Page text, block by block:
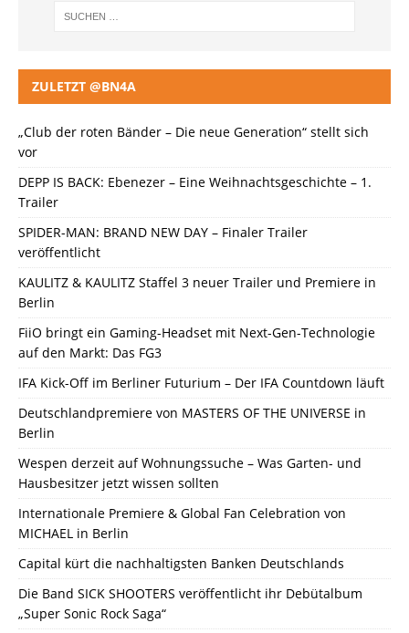
ZULETZT @BN4A
„Club der roten Bänder – Die neue Generation“ stellt sich
vor
DEPP IS BACK: Ebenezer – Eine Weihnachtsgeschichte – 1.
Trailer
SPIDER-MAN: BRAND NEW DAY – Finaler Trailer
veröffentlicht
KAULITZ & KAULITZ Staffel 3 neuer Trailer und Premiere in
Berlin
FiiO bringt ein Gaming-Headset mit Next-Gen-Technologie
auf den Markt: Das FG3
IFA Kick-Off im Berliner Futurium – Der IFA Countdown läuft
Deutschlandpremiere von MASTERS OF THE UNIVERSE in
Berlin
Wespen derzeit auf Wohnungssuche – Was Garten- und
Hausbesitzer jetzt wissen sollten
Internationale Premiere & Global Fan Celebration von
MICHAEL in Berlin
Capital kürt die nachhaltigsten Banken Deutschlands
Die Band SICK SHOOTERS veröffentlicht ihr Debütalbum
„Super Sonic Rock Saga“